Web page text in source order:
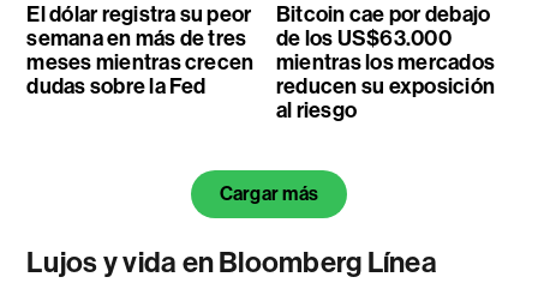
El dólar registra su peor
semana en más de tres
meses mientras crecen
dudas sobre la Fed
Bitcoin cae por debajo
de los US$63.000
mientras los mercados
reducen su exposición
al riesgo
Cargar más
Lujos y vida en Bloomberg Línea